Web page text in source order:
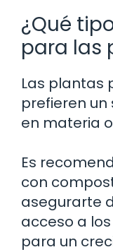
¿Qué
para las
Las plantas
prefieren un
en materia
Es
con
asegurarte
acceso a
para un